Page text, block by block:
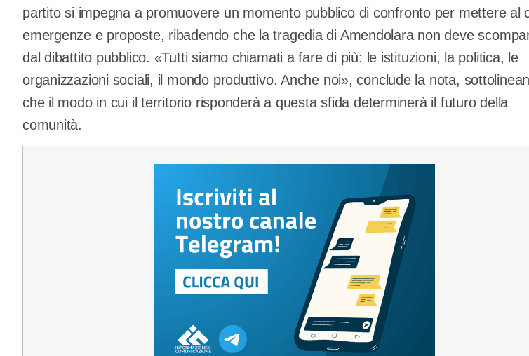
partito si impegna a promuovere un momento pubblico di confronto per mettere al
emergenze e proposte, ribadendo che la tragedia di Amendolara non deve
dal dibattito pubblico. «Tutti siamo chiamati a fare di più: le istituzioni, la politica, le
organizzazioni sociali, il mondo produttivo. Anche noi», conclude la nota,
che il modo in cui il territorio risponderà a questa sfida determinerà il futuro della
comunità.